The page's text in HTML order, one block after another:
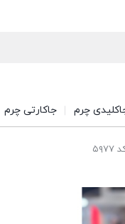
چرم جاکارتی چرم